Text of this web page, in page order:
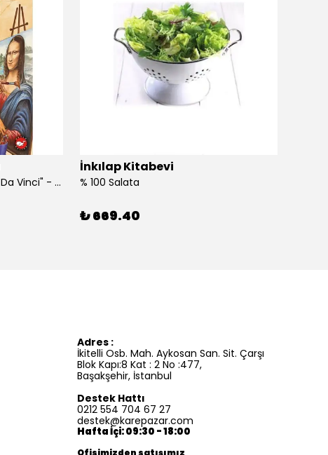
"Kim Kimdi? Serisi Leonardo Da Vinci" - Roberta Edwards
İnkılap Kitabevi
% 100 Salata
₺ 669.40
Adres :
İkitelli Osb. Mah. Aykosan San. Sit. Çarşı
Blok Kapı:8 Kat : 2 No :477,
Başakşehir, İstanbul
Destek Hattı
0212 554 704 67 27
destek@karepazar.com
Hafta İçi: 09:30 - 18:00
Ofisimizden satışımız